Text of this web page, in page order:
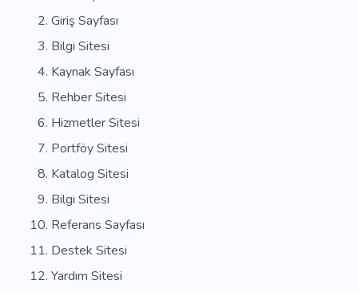
Giriş Sayfası
Bilgi Sitesi
Kaynak Sayfası
Rehber Sitesi
Hizmetler Sitesi
Portföy Sitesi
Katalog Sitesi
Bilgi Sitesi
Referans Sayfası
Destek Sitesi
Yardım Sitesi